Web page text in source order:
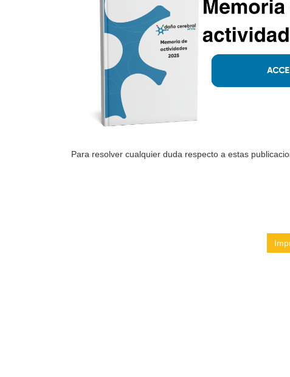
Para resolver cualquier duda respecto a estas